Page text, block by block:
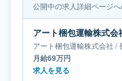
公開中の求人詳細ページへ
アート梱包運輸株式会社 /
月給69万円
求人を見る